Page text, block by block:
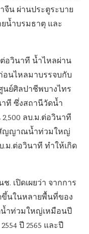
น ผ่านประตูระบาย
น้ำบรมธาตุ และ
อวินาที น้ำไหลผ่าน
อนไหลมาบรรจบกับ
นย์ศิลปาชีพบางไทร
าที ซึ่งสถานีวัดน้ำ
ลบ.ม.ต่อวินาที
สัญญาณน้ำท่วมใหญ่
.ม.ต่อวินาที ทำให้เกิด
. เปิดเผยว่า จากการ
นในหลายพื้นที่ของ
ำท่วมใหญ่เหมือนปี
ปี 2565 และปี